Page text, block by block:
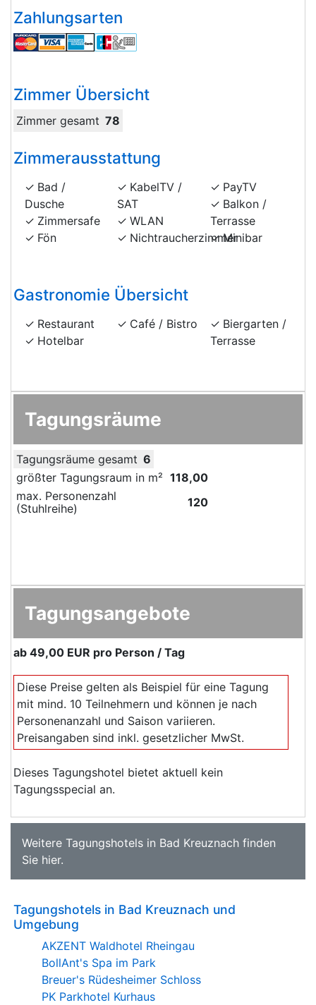
Zahlungsarten
Zimmer Übersicht
Zimmer gesamt 78
Zimmerausstattung
Bad /
Dusche
Zimmersafe
Fön
KabelTV /
SAT
WLAN
Nichtraucherzimmer
PayTV
Balkon /
Terrasse
Minibar
Gastronomie Übersicht
Restaurant
Hotelbar
Café / Bistro
Biergarten /
Terrasse
Tagungsräume
Tagungsräume gesamt 6
größter Tagungsraum in m² 118,00
max. Personenzahl
(Stuhlreihe)
120
Tagungsangebote
ab 49,00 EUR pro Person / Tag
Diese Preise gelten als Beispiel für eine Tagung
mit mind. 10 Teilnehmern und können je nach
Personenanzahl und Saison variieren.
Preisangaben sind inkl. gesetzlicher MwSt.
Dieses Tagungshotel bietet aktuell kein
Tagungsspecial an.
Weitere Tagungshotels in Bad Kreuznach finden
Sie hier.
Tagungshotels in Bad Kreuznach und
Umgebung
AKZENT Waldhotel Rheingau
BollAnt's Spa im Park
Breuer's Rüdesheimer Schloss
PK Parkhotel Kurhaus